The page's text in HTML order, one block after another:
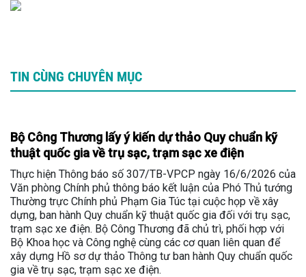
TIN CÙNG CHUYÊN MỤC
Bộ Công Thương lấy ý kiến dự thảo Quy chuẩn kỹ
thuật quốc gia về trụ sạc, trạm sạc xe điện
Thực hiện Thông báo số 307/TB-VPCP ngày 16/6/2026 của
Văn phòng Chính phủ thông báo kết luận của Phó Thủ tướng
Thường trực Chính phủ Phạm Gia Túc tại cuộc họp về xây
dựng, ban hành Quy chuẩn kỹ thuật quốc gia đối với trụ sạc,
trạm sạc xe điện. Bộ Công Thương đã chủ trì, phối hợp với
Bộ Khoa học và Công nghệ cùng các cơ quan liên quan để
xây dựng Hồ sơ dự thảo Thông tư ban hành Quy chuẩn quốc
gia về trụ sạc, trạm sạc xe điện.